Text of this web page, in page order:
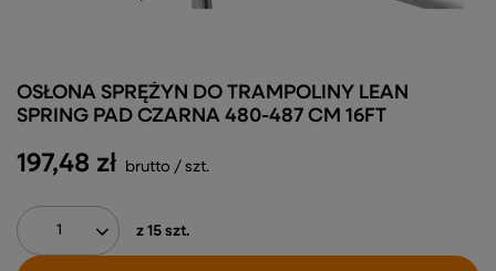
197,48 zł brutto / szt.
z 15 szt.
OSŁONA SPRĘŻYN DO TRAMPOLINY LEAN
SPRING PAD CZARNA 480-487 CM 16FT